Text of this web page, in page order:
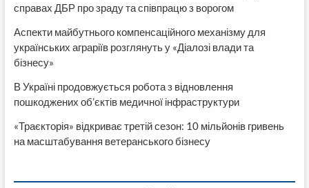
справах ДБР про зраду та співпрацю з ворогом
Аспекти майбутнього компенсаційного механізму для
українських аграріїв розглянуть у «Діалозі влади та
бізнесу»
В Україні продовжується робота з відновлення
пошкоджених об’єктів медичної інфраструктури
«Траєкторія» відкриває третій сезон: 10 мільйонів гривень
на масштабування ветеранського бізнесу